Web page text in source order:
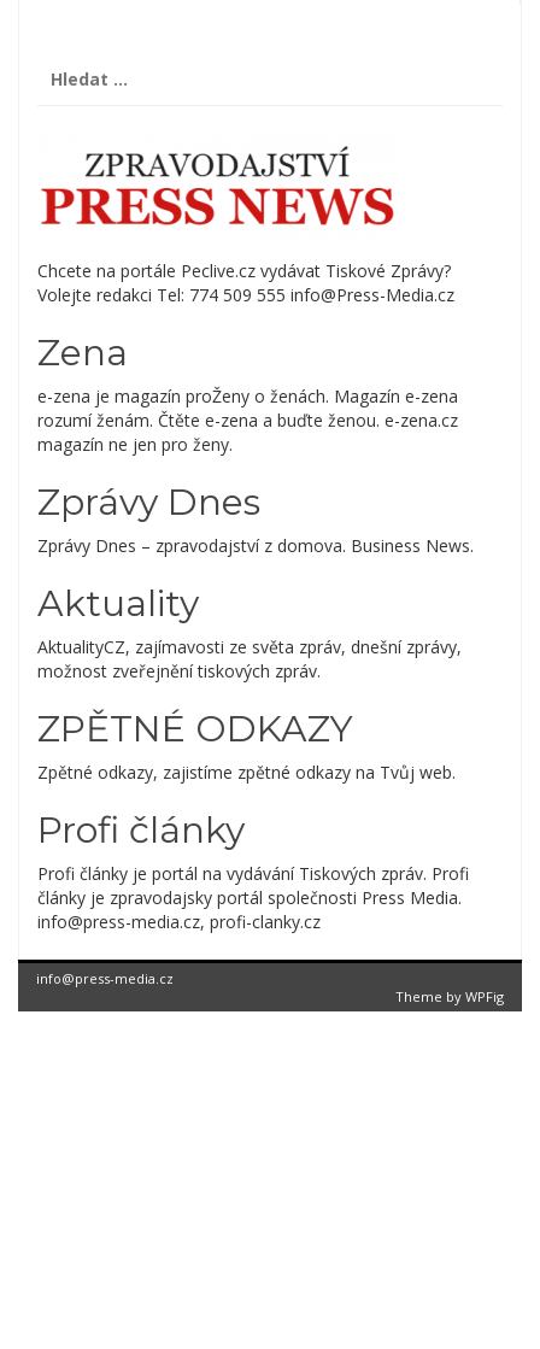
Chcete na portále Peclive.cz vydávat Tiskové Zprávy?
Volejte redakci Tel: 774 509 555 info@Press-Media.cz
Zena
e-zena je magazín proŽeny o ženách. Magazín e-zena
rozumí ženám. Čtěte e-zena a buďte ženou. e-zena.cz
magazín ne jen pro ženy.
Zprávy Dnes
Zprávy Dnes – zpravodajství z domova. Business News.
Aktuality
AktualityCZ, zajímavosti ze světa zpráv, dnešní zprávy,
možnost zveřejnění tiskových zpráv.
ZPĚTNÉ ODKAZY
Zpětné odkazy, zajistíme zpětné odkazy na Tvůj web.
Profi články
Profi články je portál na vydávání Tiskových zpráv. Profi
články je zpravodajsky portál společnosti Press Media.
info@press-media.cz, profi-clanky.cz
info@press-media.cz
Theme by WPFig